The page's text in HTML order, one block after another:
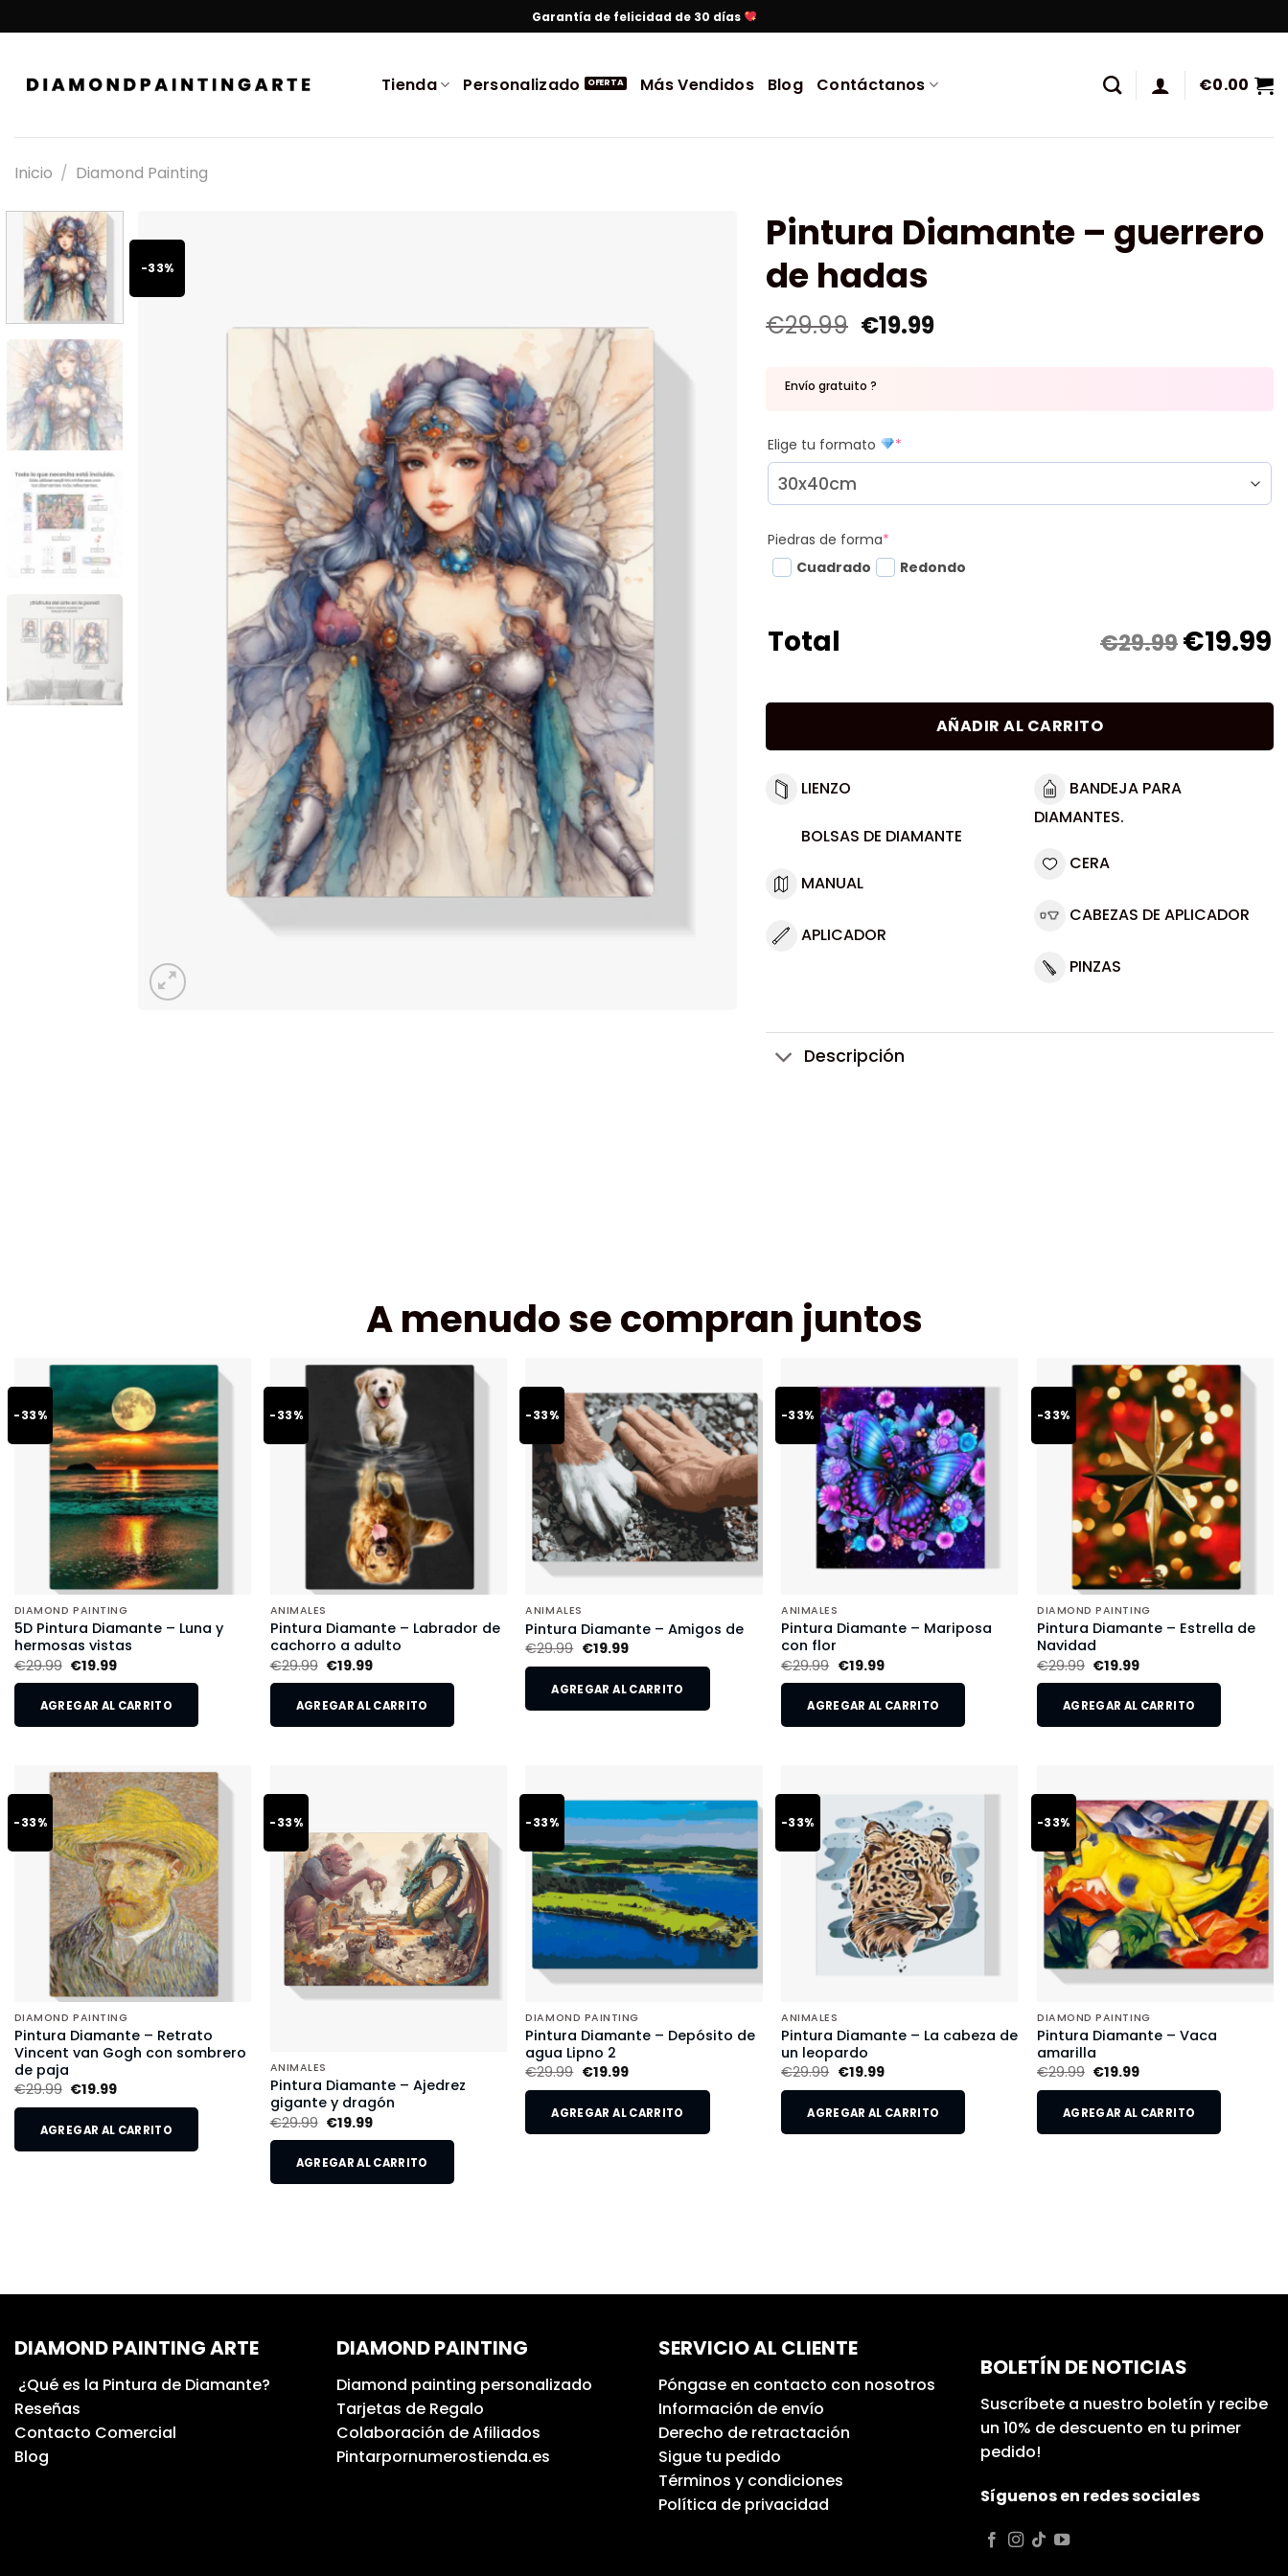
Garantía de felicidad de 30 días
Tienda Personalizado Más Vendidos Blog Contáctanos €0.00
Inicio / Diamond Painting
-33%
Pintura Diamante – guerrero
de hadas
€29.99 €19.99
Envío gratuito ?
Elige tu formato *
Piedras de forma*
Cuadrado
Redondo
Total €29.99€19.99
AÑADIR AL CARRITO
LIENZO
BOLSAS DE DIAMANTE
MANUAL
APLICADOR
BANDEJA PARA
DIAMANTES.
CERA
CABEZAS DE APLICADOR
PINZAS
Descripción
A menudo se compran juntos
-33%
DIAMOND PAINTING
5D Pintura Diamante – Luna y
hermosas vistas
€29.99 €19.99
AGREGAR AL CARRITO
-33%
ANIMALES
Pintura Diamante – Labrador de
cachorro a adulto
€29.99 €19.99
AGREGAR AL CARRITO
-33%
ANIMALES
Pintura Diamante – Amigos de
€29.99 €19.99
AGREGAR AL CARRITO
-33%
ANIMALES
Pintura Diamante – Mariposa
con flor
€29.99 €19.99
AGREGAR AL CARRITO
-33%
DIAMOND PAINTING
Pintura Diamante – Estrella de
Navidad
€29.99 €19.99
AGREGAR AL CARRITO
-33%
DIAMOND PAINTING
Pintura Diamante – Retrato
Vincent van Gogh con sombrero
de paja
€29.99 €19.99
AGREGAR AL CARRITO
-33%
ANIMALES
Pintura Diamante – Ajedrez
gigante y dragón
€29.99 €19.99
AGREGAR AL CARRITO
-33%
DIAMOND PAINTING
Pintura Diamante – Depósito de
agua Lipno 2
€29.99 €19.99
AGREGAR AL CARRITO
-33%
ANIMALES
Pintura Diamante – La cabeza de
un leopardo
€29.99 €19.99
AGREGAR AL CARRITO
-33%
DIAMOND PAINTING
Pintura Diamante – Vaca
amarilla
€29.99 €19.99
AGREGAR AL CARRITO
DIAMOND PAINTING ARTE
¿Qué es la Pintura de Diamante?
Reseñas
Contacto Comercial
Blog
DIAMOND PAINTING
Diamond painting personalizado
Tarjetas de Regalo
Colaboración de Afiliados
Pintarpornumerostienda.es
SERVICIO AL CLIENTE
Póngase en contacto con nosotros
Información de envío
Derecho de retractación
Sigue tu pedido
Términos y condiciones
Política de privacidad
BOLETÍN DE NOTICIAS
Suscríbete a nuestro boletín y recibe
un 10% de descuento en tu primer
pedido!
Síguenos en redes sociales